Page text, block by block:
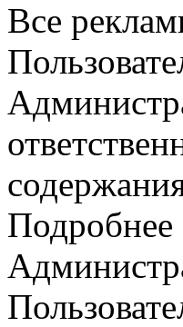
Все
Подробнее